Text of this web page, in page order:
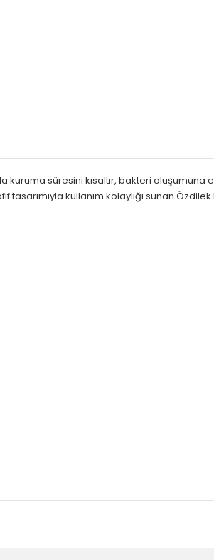
süresini kısaltır, bakteri oluşumuna
kullanım kolaylığı sunan